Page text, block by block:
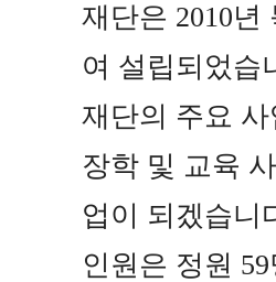
재단은 2010년
여 설립되었습
재단의 주요
장학 및 교육
업이 되겠습니
인원은 정원 59